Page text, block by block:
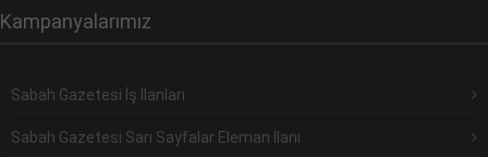
Kampanyalarımız
Sabah Gazetesi İş İlanları
Sabah Gazetesi Sarı Sayfalar Eleman İlanı